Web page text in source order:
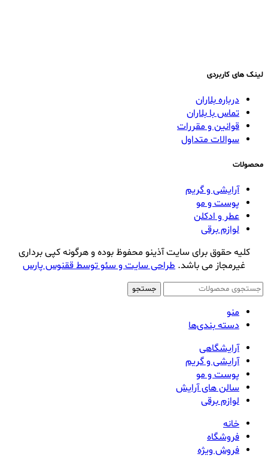
لینک های کاربردی
درباره بلاران
تماس با بلاران
قوانین و مقررات
سوالات متداول
محصولات
آرایشی و گریم
پوست و مو
عطر و ادکلن
لوازم برقی
کلیه حقوق برای سایت آذینو محفوظ بوده و هرگونه کپی برداری
غیرمجاز می باشد. طراحی سایت و سئو توسط ققنوس پارس
جستجو
منو
دسته بندی‌ها
آرایشگاهی
آرایشی و گریم
پوست و مو
سالن های آرایش
لوازم برقی
خانه
فروشگاه
فروش ویژه